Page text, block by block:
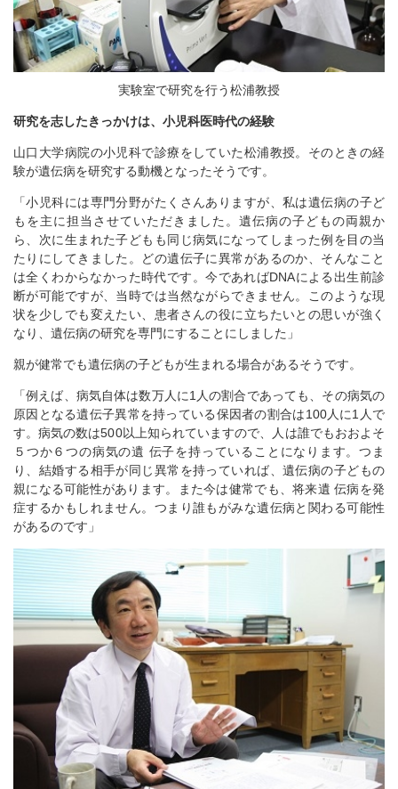
実験室で研究を行う松浦教授
研究を志したきっかけは、小児科医時代の経験
山口大学病院の小児科で診療をしていた松浦教授。そのときの経
験が遺伝病を研究する動機となったそうです。
「小児科には専門分野がたくさんありますが、私は遺伝病の子ど
もを主に担当させていただきました。遺伝病の子どもの両親か
ら、次に生まれた子どもも同じ病気になってしまった例を目の当
たりにしてきました。どの遺伝子に異常があるのか、そんなこと
は全くわからなかった時代です。今であればDNAによる出生前診
断が可能ですが、当時では当然ながらできません。このような現
状を少しでも変えたい、患者さんの役に立ちたいとの思いが強く
なり、遺伝病の研究を専門にすることにしました」
親が健常でも遺伝病の子どもが生まれる場合があるそうです。
「例えば、病気自体は数万人に1人の割合であっても、その病気の
原因となる遺伝子異常を持っている保因者の割合は100人に1人で
す。病気の数は500以上知られていますので、人は誰でもおおよそ
５つか６つの病気の遺 伝子を持っていることになります。つま
り、結婚する相手が同じ異常を持っていれば、遺伝病の子どもの
親になる可能性があります。また今は健常でも、将来遺 伝病を発
症するかもしれません。つまり誰もがみな遺伝病と関わる可能性
があるのです」